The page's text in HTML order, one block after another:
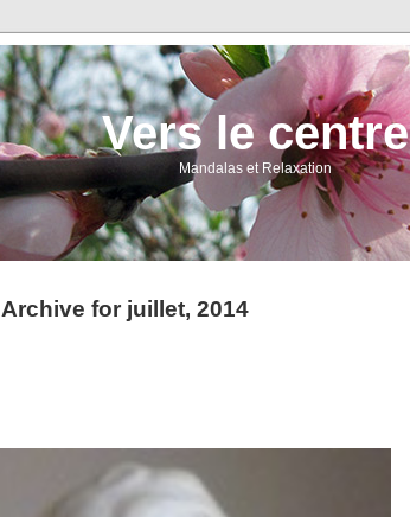
Vers le centre
Mandalas et Relaxation
Archive for juillet, 2014